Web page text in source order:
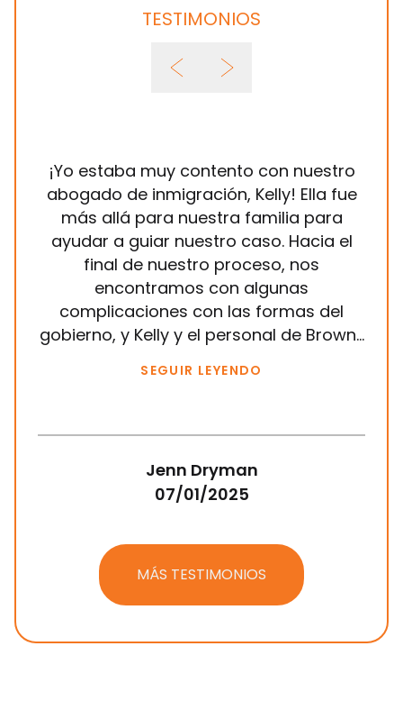
TESTIMONIOS
¡Yo estaba muy contento con nuestro
abogado de inmigración, Kelly! Ella fue
más allá para nuestra familia para
ayudar a guiar nuestro caso. Hacia el
final de nuestro proceso, nos
encontramos con algunas
complicaciones con las formas del
gobierno, y Kelly y el personal de Brown...
SEGUIR LEYENDO
Jenn Dryman
07/01/2025
MÁS TESTIMONIOS